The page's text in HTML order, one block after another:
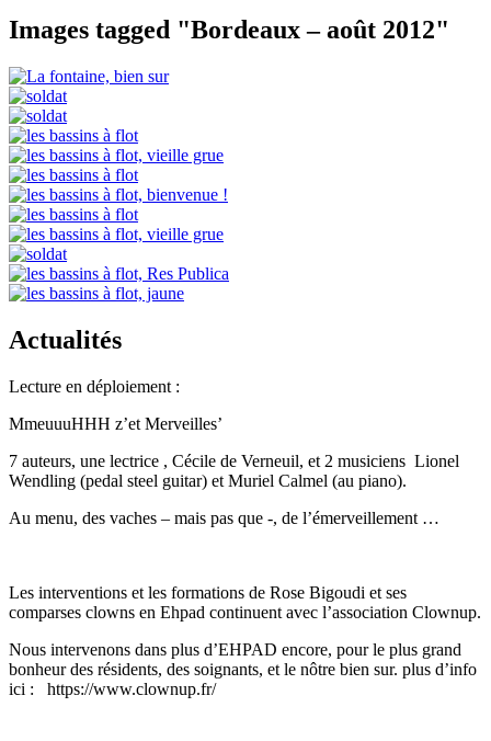
Images tagged "Bordeaux – août 2012"
Actualités
Lecture en déploiement :
MmeuuuHHH z’et Merveilles’
7 auteurs, une lectrice , Cécile de Verneuil, et 2 musiciens Lionel
Wendling (pedal steel guitar) et Muriel Calmel (au piano).
Au menu, des vaches – mais pas que -, de l’émerveillement …
Les interventions et les formations de Rose Bigoudi et ses
comparses clowns en Ehpad continuent avec l’association Clownup.
Nous intervenons dans plus d’EHPAD encore, pour le plus grand
bonheur des résidents, des soignants, et le nôtre bien sur. plus d’info
ici : https://www.clownup.fr/